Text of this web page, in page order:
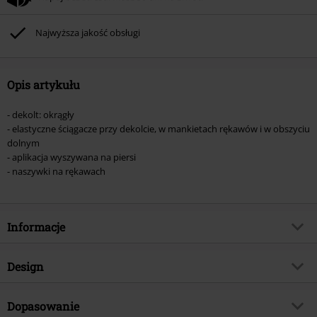
Rammstein, (Till) Lindemann, Böhse Onkelz, Broilers, Die Ärzte, Die Toten
Hosen, Metality oraz artykułów z donacją w cenie.
Najwyższa jakość obsługi
Opis artykułu
- dekolt: okrągły
- elastyczne ściągacze przy dekolcie, w mankietach rękawów i w obszyciu
dolnym
- aplikacja wyszywana na piersi
- naszywki na rękawach
Informacje
Numer artykułu
Brand
Design
Rodzaj artykułu
Dopasowanie